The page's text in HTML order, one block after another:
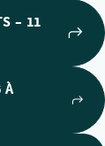
– 11
À